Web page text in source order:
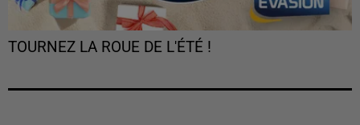
TOURNEZ LA ROUE DE L'ÉTÉ !